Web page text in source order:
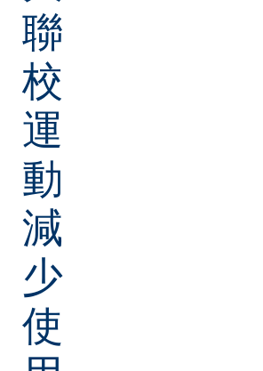
聯
校
運
動
減
少
使